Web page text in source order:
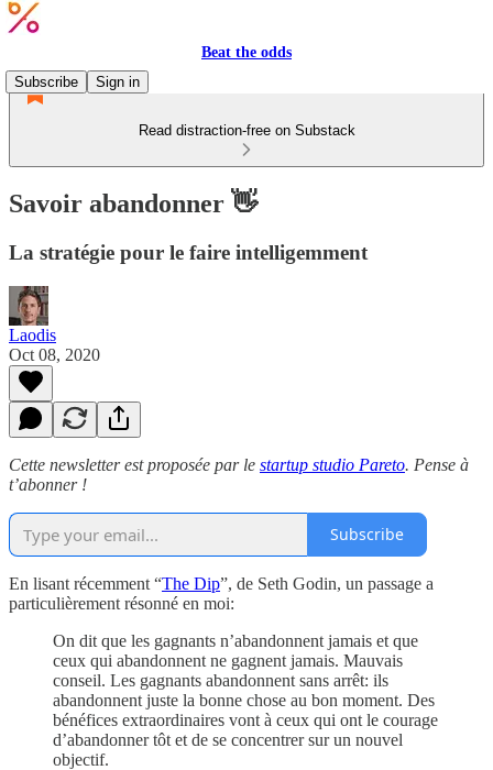
Beat the odds
Subscribe
Sign in
Read distraction-free on Substack
Savoir abandonner 👋
La stratégie pour le faire intelligemment
Laodis
Oct 08, 2020
Cette newsletter est proposée par le startup studio Pareto. Pense à
t’abonner !
Subscribe
En lisant récemment “The Dip”, de Seth Godin, un passage a
particulièrement résonné en moi:
On dit que les gagnants n’abandonnent jamais et que
ceux qui abandonnent ne gagnent jamais. Mauvais
conseil. Les gagnants abandonnent sans arrêt: ils
abandonnent juste la bonne chose au bon moment. Des
bénéfices extraordinaires vont à ceux qui ont le courage
d’abandonner tôt et de se concentrer sur un nouvel
objectif.